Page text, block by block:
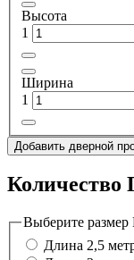
Высота
1
Ширина
1
Добавить дверной
Количество
Выберите
Длина 2,5